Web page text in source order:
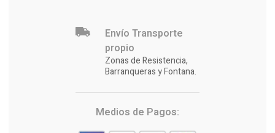
Envío Transporte
propio
Zonas de Resistencia,
Barranqueras y Fontana.
Medios de Pagos: